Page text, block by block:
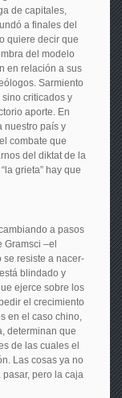
de capitales,
a finales del
quiere decir que
del modelo
en relación a sus
Sarmiento
sino criticados y
aporte. En
nuestro país y
combate que
del diktat de la
grieta” hay que
a pasos
–el
resiste a nacer-
blindado y
ejerce sobre los
el crecimiento
en el caso chino,
determinan que
de las cuales el
Las cosas ya no
pero la caja